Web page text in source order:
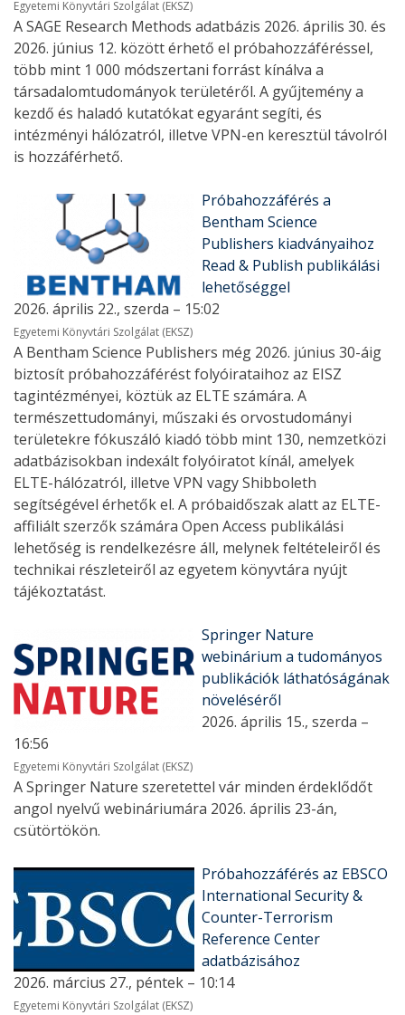
Egyetemi Könyvtári Szolgálat (EKSZ)
A SAGE Research Methods adatbázis 2026. április 30. és
2026. június 12. között érhető el próbahozzáféréssel,
több mint 1 000 módszertani forrást kínálva a
társadalomtudományok területéről. A gyűjtemény a
kezdő és haladó kutatókat egyaránt segíti, és
intézményi hálózatról, illetve VPN-en keresztül távolról
is hozzáférhető.
Próbahozzáférés a
Bentham Science
Publishers kiadványaihoz
Read & Publish publikálási
lehetőséggel
2026. április 22., szerda – 15:02
Egyetemi Könyvtári Szolgálat (EKSZ)
A Bentham Science Publishers még 2026. június 30-áig
biztosít próbahozzáférést folyóirataihoz az EISZ
tagintézményei, köztük az ELTE számára. A
természettudományi, műszaki és orvostudományi
területekre fókuszáló kiadó több mint 130, nemzetközi
adatbázisokban indexált folyóiratot kínál, amelyek
ELTE-hálózatról, illetve VPN vagy Shibboleth
segítségével érhetők el. A próbaidőszak alatt az ELTE-
affiliált szerzők számára Open Access publikálási
lehetőség is rendelkezésre áll, melynek feltételeiről és
technikai részleteiről az egyetem könyvtára nyújt
tájékoztatást.
Springer Nature
webinárium a tudományos
publikációk láthatóságának
növeléséről
2026. április 15., szerda –
16:56
Egyetemi Könyvtári Szolgálat (EKSZ)
A Springer Nature szeretettel vár minden érdeklődőt
angol nyelvű webináriumára 2026. április 23-án,
csütörtökön.
Próbahozzáférés az EBSCO
International Security &
Counter-Terrorism
Reference Center
adatbázisához
2026. március 27., péntek – 10:14
Egyetemi Könyvtári Szolgálat (EKSZ)